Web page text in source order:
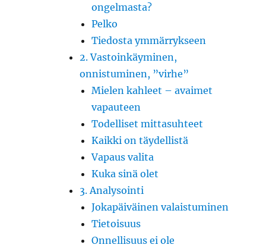
ongelmasta?
Pelko
Tiedosta ymmärrykseen
2. Vastoinkäyminen,
onnistuminen, ”virhe”
Mielen kahleet – avaimet
vapauteen
Todelliset mittasuhteet
Kaikki on täydellistä
Vapaus valita
Kuka sinä olet
3. Analysointi
Jokapäiväinen valaistuminen
Tietoisuus
Onnellisuus ei ole